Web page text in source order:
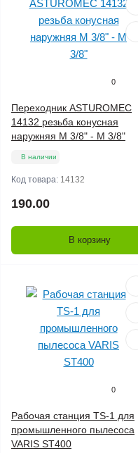
0
Переходник ASTUROMEC
14132 резьба конусная
наружняя М 3/8" - М 3/8"
В наличии
Код товара: 14132
190.00
В корзину
0
Рабочая станция TS-1 для
промышленного пылесоса
VARIS ST400